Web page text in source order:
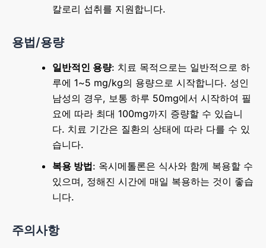
칼로리 섭취를 지원합니다.
용법/용량
일반적인 용량: 치료 목적으로는 일반적으로 하
루에 1~5 mg/kg의 용량으로 시작합니다. 성인
남성의 경우, 보통 하루 50mg에서 시작하여 필
요에 따라 최대 100mg까지 증량할 수 있습니
다. 치료 기간은 질환의 상태에 따라 다를 수 있
습니다.
복용 방법: 옥시메톨론은 식사와 함께 복용할 수
있으며, 정해진 시간에 매일 복용하는 것이 좋습
니다.
주의사항